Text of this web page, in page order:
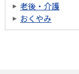
老後・介護
おくやみ